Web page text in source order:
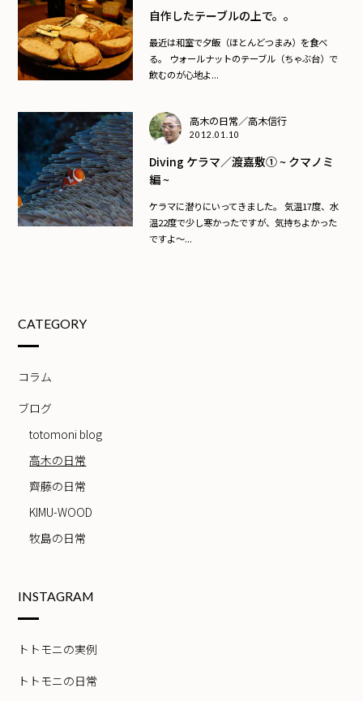
自作したテーブルの上で。。
最近は和室で夕飯（ほとんどつまみ）を食べ
る。 ウォールナットのテーブル（ちゃぶ台）で
飲むのが心地よ...
高木の日常／高木信行
2012.01.10
Diving ケラマ／渡嘉敷① ~ クマノミ
編 ~
ケラマに潜りにいってきました。 気温17度、水
温22度で少し寒かったですが、気持ちよかった
ですよ〜...
CATEGORY
コラム
ブログ
totomoni blog
高木の日常
齊藤の日常
KIMU-WOOD
牧島の日常
INSTAGRAM
トトモニの実例
トトモニの日常